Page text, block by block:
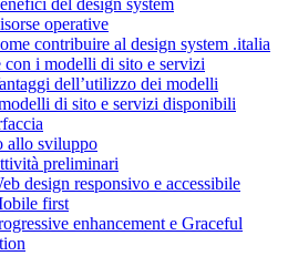
del design system
operative
contribuire al design system .italia
con i modelli di sito e servizi
dell’utilizzo dei modelli
di sito e servizi disponibili
allo sviluppo
preliminari
design responsivo e accessibile
first
enhancement e Graceful